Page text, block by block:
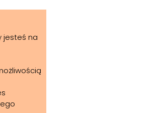
jesteś na